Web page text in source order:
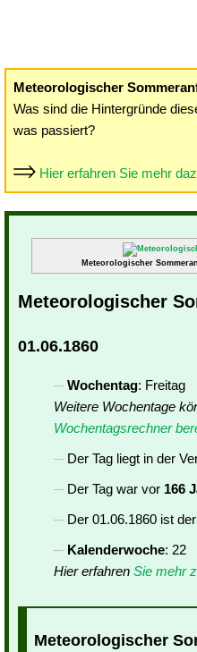
Meteorologischer
Was sind die Hintergründe
was passiert?
Hier erfahren Sie mehr
Meteorologischer
Meteorologischer
01.06.1860
Wochentag: Freitag
Weitere Wochentage
Wochentagsrechner
Der Tag liegt in der
Der Tag war vor 166
Der 01.06.1860 ist der
Kalenderwoche: 22
Hier erfahren Sie mehr
Meteorologischer